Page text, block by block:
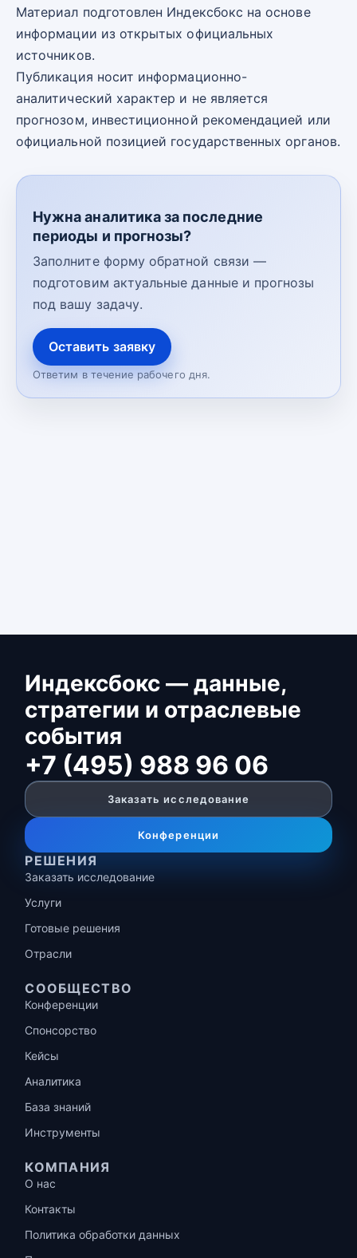
Материал подготовлен Индексбокс на основе
информации из открытых официальных
источников.
Публикация носит информационно-
аналитический характер и не является
прогнозом, инвестиционной рекомендацией или
официальной позицией государственных органов.
Нужна аналитика за последние
периоды и прогнозы?
Заполните форму обратной связи —
подготовим актуальные данные и прогнозы
под вашу задачу.
Оставить заявку
Ответим в течение рабочего дня.
Индексбокс — данные,
стратегии и отраслевые
события
+7 (495) 988 96 06
Заказать исследование
Конференции
РЕШЕНИЯ
Заказать исследование
Услуги
Готовые решения
Отрасли
СООБЩЕСТВО
Конференции
Спонсорство
Кейсы
Аналитика
База знаний
Инструменты
КОМПАНИЯ
О нас
Контакты
Политика обработки данных